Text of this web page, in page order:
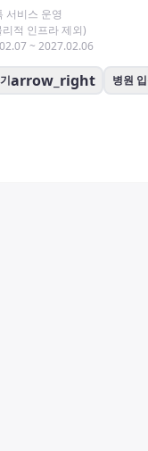
서비스 운영
적 인프라 제외)
~ 2027.02.06
arrow_right 병원